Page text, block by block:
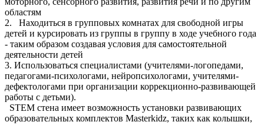
областям
2. Находиться в групповых комнатах для свободной игры
детей и курсировать из группы в группу в ходе учебного года
- таким образом создавая условия для самостоятельной
деятельности детей
3. Использоваться специалистами (учителями-логопедами,
педагогами-психологами, нейропсихологами, учителями-
дефектологами при организации коррекционно-развивающей
работы с детьми).
STEM стена имеет возможность установки развивающих
образовательных комплектов Masterkidz, таких как колышки,